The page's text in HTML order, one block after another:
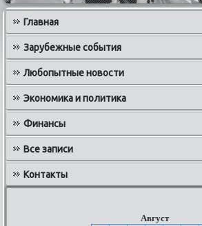
Главная
Зарубежные события
Любопытные новости
Экономика и политика
Финансы
Все записи
Контакты
Август